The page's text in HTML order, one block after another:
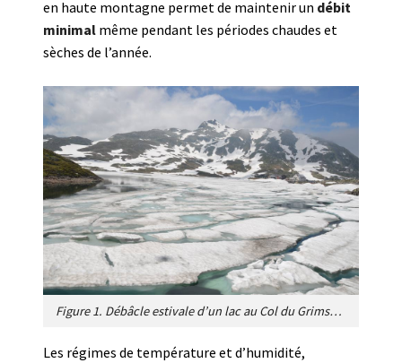
en haute montagne permet de maintenir un débit
minimal même pendant les périodes chaudes et
sèches de l’année.
Figure 1. Débâcle estivale d’un lac au Col du Grimsel, alimentant le Rhône [Source : Beniston].
Les régimes de température et d’humidité,